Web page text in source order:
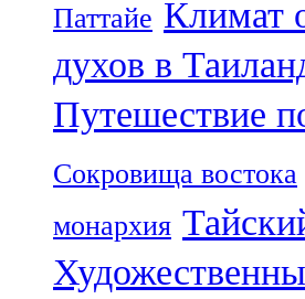
Паттайе Климат
духов в
Путешествие
Сокровища востока
монархия